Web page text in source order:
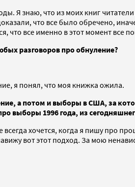
Я знаю, что из моих книг
что все было обречено,
что все именно в этот момент все
разговоров про обнуление?
я понял, что моя книжка ожила.
а потом и выборы в США, за
выборы 1996 года, из
хочется, когда я пишу про
вот этот подход. За мою